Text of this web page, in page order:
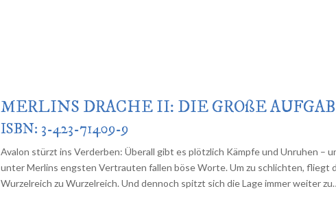
MERLINS DRACHE II: DIE GROßE
ISBN: 3-423-71409-9
Avalon stürzt ins Verderben: Überall gibt es plötzlich Kämpfe und Unruhen –
unter Merlins engsten Vertrauten fallen böse Worte. Um zu schlichten, fliegt
Wurzelreich zu Wurzelreich. Und dennoch spitzt sich die Lage immer weiter